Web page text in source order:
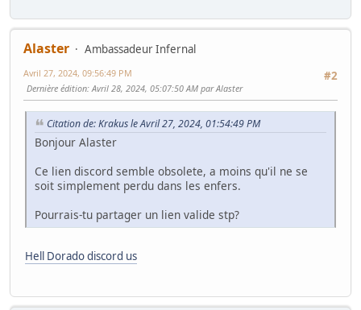
Alaster
Ambassadeur Infernal
#2
Avril 27, 2024, 09:56:49 PM
Dernière édition: Avril 28, 2024, 05:07:50 AM par Alaster
Citation de: Krakus le Avril 27, 2024, 01:54:49 PM
Bonjour Alaster
Ce lien discord semble obsolete, a moins qu'il ne se
soit simplement perdu dans les enfers.
Pourrais-tu partager un lien valide stp?
Hell Dorado discord us